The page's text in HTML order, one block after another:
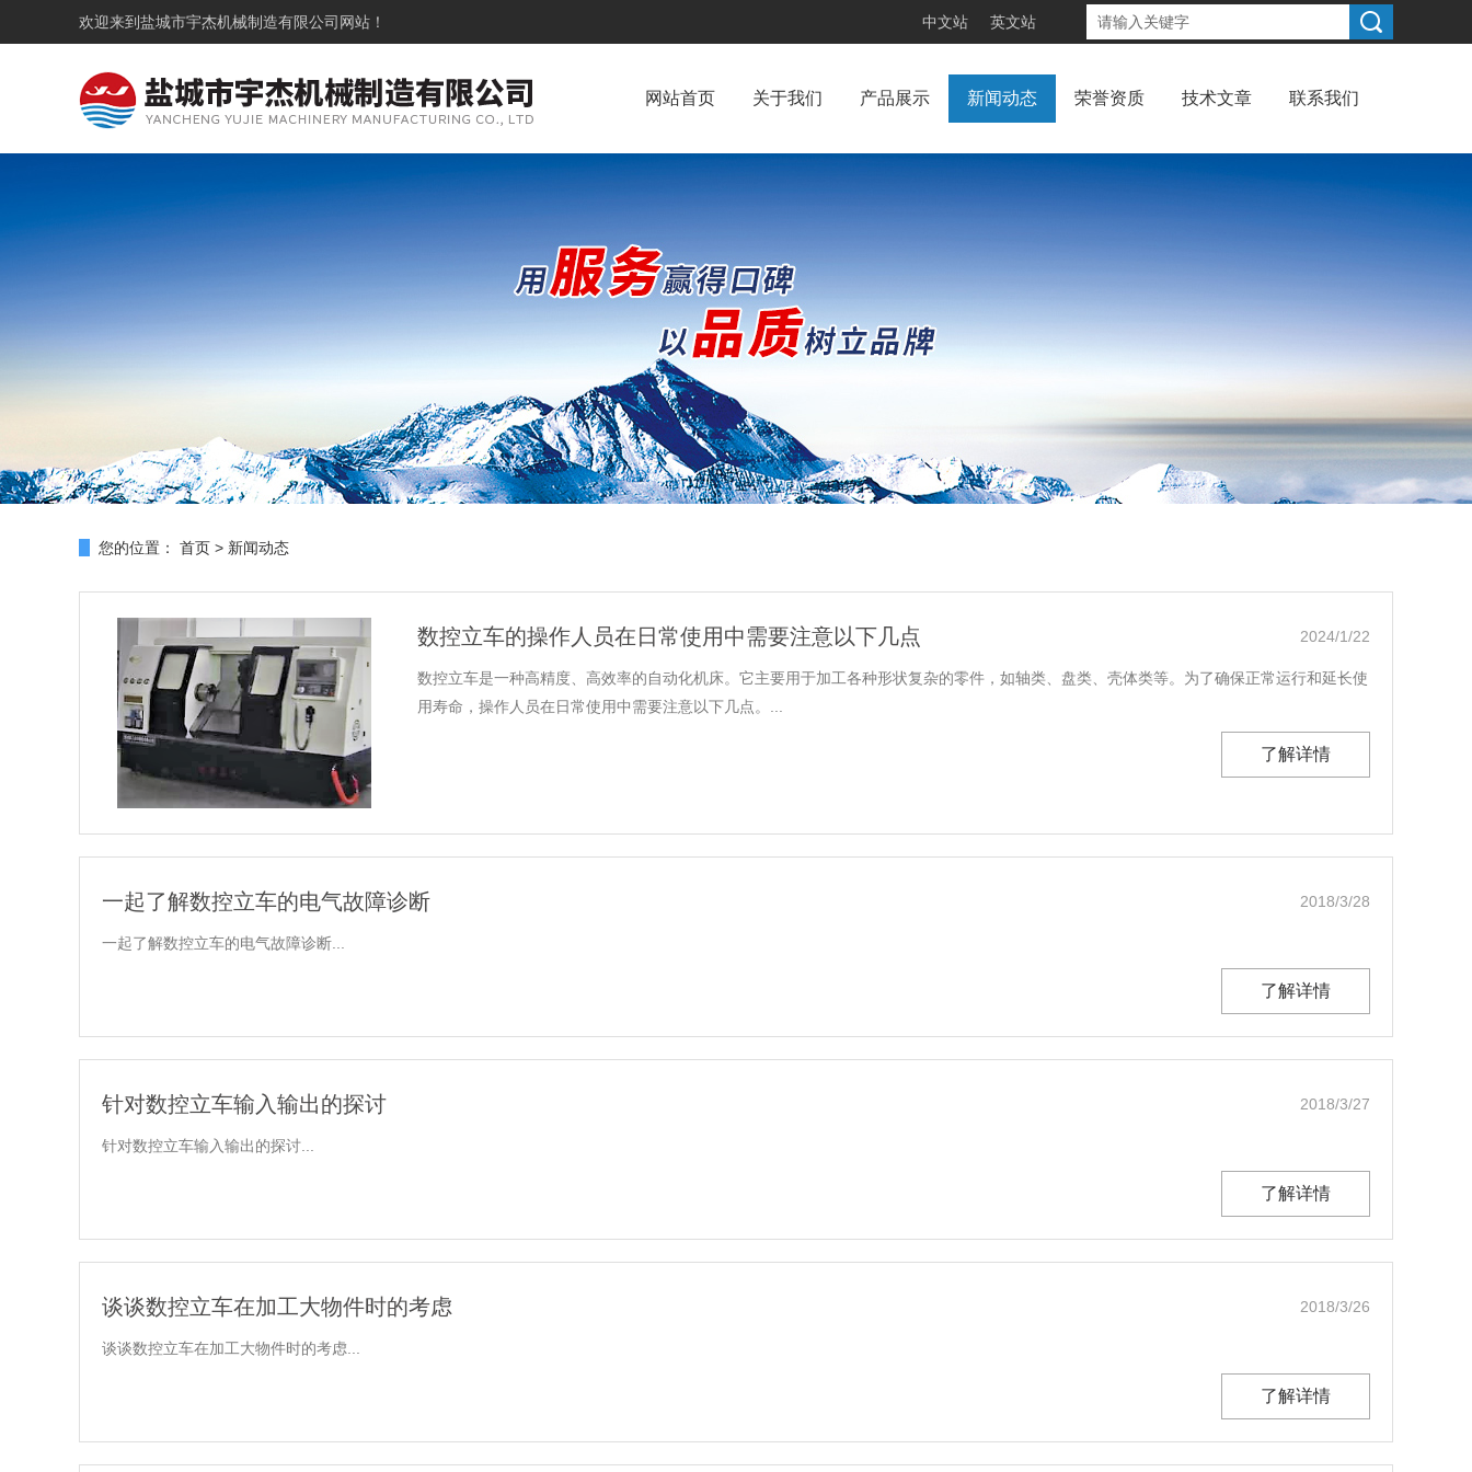
欢迎来到 盐城市宇杰机械制造有限公司 网站！ 中文站 英文站
网站首页 关于我们 产品展示 新闻动态 荣誉资质 技术文章 联系我们
您的位置： 首页 > 新闻动态
数控立车的操作人员在日常使用中需要注意以下几点 2024/1/22
数控立车是一种高精度、高效率的自动化机床。它主要用于加工各种形状复杂的零件，如轴类、盘类、壳体类等。为了确保正常运行和延长使
用寿命，操作人员在日常使用中需要注意以下几点。...
了解详情
一起了解数控立车的电气故障诊断 2018/3/28
一起了解数控立车的电气故障诊断...
了解详情
针对数控立车输入输出的探讨 2018/3/27
针对数控立车输入输出的探讨...
了解详情
谈谈数控立车在加工大物件时的考虑 2018/3/26
谈谈数控立车在加工大物件时的考虑...
了解详情